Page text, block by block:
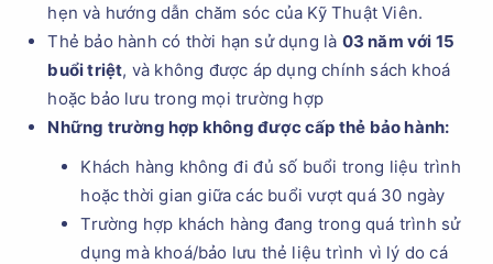
hẹn và hướng dẫn chăm sóc của Kỹ Thuật Viên.
Thẻ bảo hành có thời hạn sử dụng là 03 năm với 15
buổi triệt, và không được áp dụng chính sách khoá
hoặc bảo lưu trong mọi trường hợp
Những trường hợp không được cấp thẻ bảo hành:
Khách hàng không đi đủ số buổi trong liệu trình
hoặc thời gian giữa các buổi vượt quá 30 ngày
Trường hợp khách hàng đang trong quá trình sử
dụng mà khoá/bảo lưu thẻ liệu trình vì lý do cá